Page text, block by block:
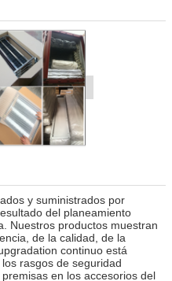
y suministrados por
del planeamiento
Nuestros productos muestran
de la calidad, de la
continuo está
rasgos de seguridad
en los accesorios del